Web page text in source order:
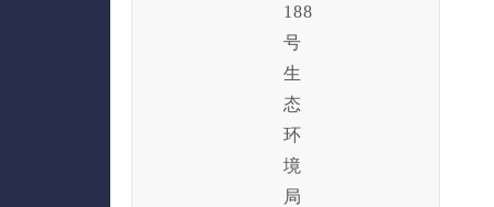
188
号
生
态
环
境
局